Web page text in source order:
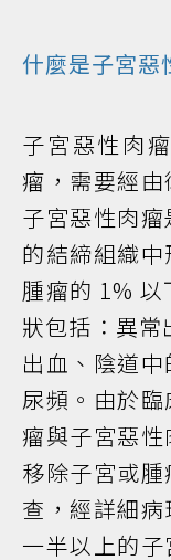
什麼是子宮惡
子宮惡性肉
瘤，需要經由
子宮惡性肉
的結締組織
腫瘤的 1%
狀包括：異常
出血、陰道
尿頻。由於
瘤與子宮惡
移除子宮或
查，經詳細
一半以上的